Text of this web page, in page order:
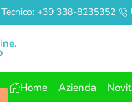
Tecnico: +39 338-8235352
Home Azienda